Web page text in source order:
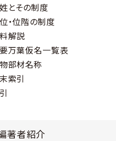
とその制度
・位階の制度
解説
万葉仮名一覧表
部材名称
索引
著者紹介